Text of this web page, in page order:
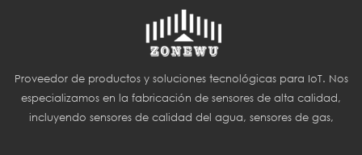
Proveedor de productos y soluciones tecnológicas para IoT. Nos
especializamos en la fabricación de sensores de alta calidad,
incluyendo sensores de calidad del agua, sensores de gas,